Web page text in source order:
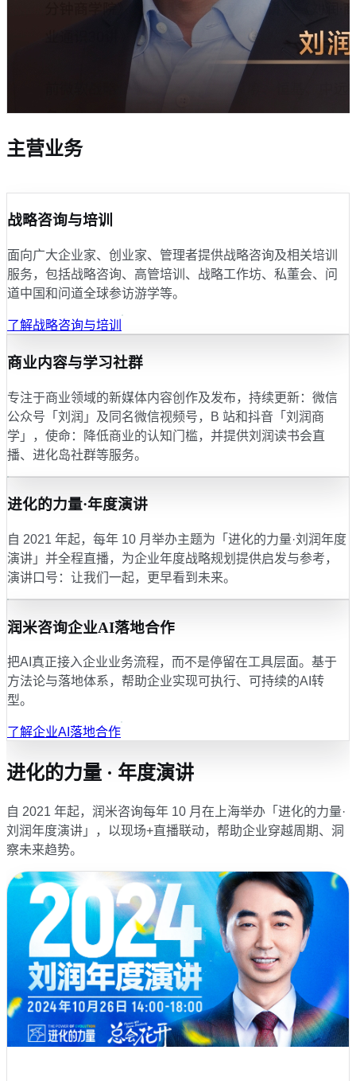
主营业务
战略咨询与培训
面向广大企业家、创业家、管理者提供战略咨询及相关培训
服务，包括战略咨询、高管培训、战略工作坊、私董会、问
道中国和问道全球参访游学等。
了解战略咨询与培训
商业内容与学习社群
专注于商业领域的新媒体内容创作及发布，持续更新：微信
公众号「刘润」及同名微信视频号，B 站和抖音「刘润商
学」，使命：降低商业的认知门槛，并提供刘润读书会直
播、进化岛社群等服务。
进化的力量·年度演讲
自 2021 年起，每年 10 月举办主题为「进化的力量·刘润年度
演讲」并全程直播，为企业年度战略规划提供启发与参考，
演讲口号：让我们一起，更早看到未来。
润米咨询企业AI落地合作
把AI真正接入企业业务流程，而不是停留在工具层面。基于
方法论与落地体系，帮助企业实现可执行、可持续的AI转
型。
了解企业AI落地合作
进化的力量 · 年度演讲
自 2021 年起，润米咨询每年 10 月在上海举办「进化的力量·
刘润年度演讲」，以现场+直播联动，帮助企业穿越周期、洞
察未来趋势。